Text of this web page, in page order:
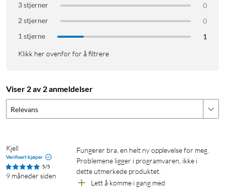
3 stjerner
0
2 stjerner
0
1 stjerne
1
Klikk her ovenfor for å filtrere
Viser 2 av 2 anmeldelser
Relevans
Kjell
Verifisert kjøper
5/5
9 måneder siden
Fungerer bra, en helt ny opplevelse for meg.
Problemene ligger i programvaren, ikke i
dette utmerkede produktet.
Lett å komme i gang med